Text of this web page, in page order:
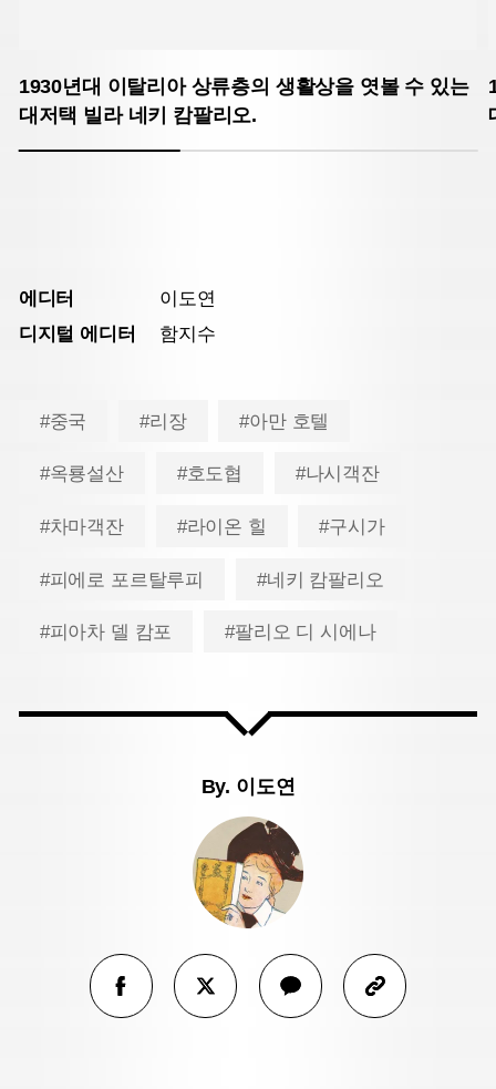
1930년대 이탈리아 상류층의 생활상을 엿볼 수 있는
대저택 빌라 네키 캄팔리오.
에디터
이도연
디지털 에디터
함지수
#중국 #리장 #아만 호텔
#옥룡설산 #호도협 #나시객잔
#차마객잔 #라이온 힐 #구시가
#피에로 포르탈루피 #네키 캄팔리오
#피아차 델 캄포 #팔리오 디 시에나
By. 이도연